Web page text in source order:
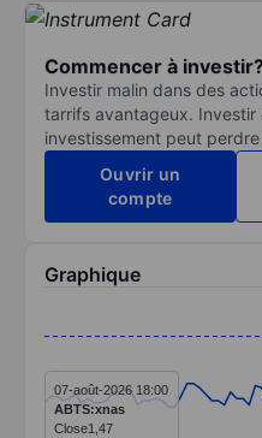
Commencer à
Investir malin dans des
tarrifs avantageux. Investir
investissement peut
Ouvrir un
compte
Graphique
The chart has 1 X axis
The chart has 1 Y axis
07-août-2026 18:00
ABTS:xnas
Close1,47